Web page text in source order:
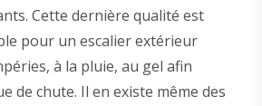
Cette dernière qualité est
pour un escalier extérieur
à la pluie, au gel afin
de chute. Il en existe même des